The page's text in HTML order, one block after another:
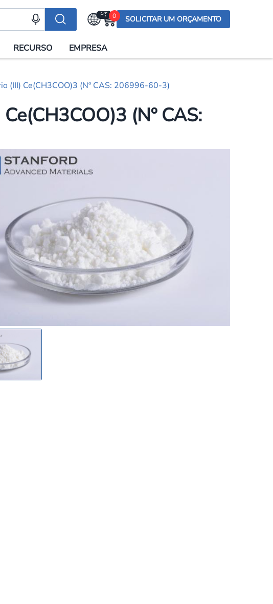
PT
English (US)
Española
Deutsch
Français
日本語
Русский
Português
العربية
Nederland
Polska
Sverige
भारत
0 SOLICITAR UM ORÇAMENTO
RECURSO EMPRESA
(III) Ce(CH3COO)3 (Nº CAS: 206996-60-3)
(Nº CAS: